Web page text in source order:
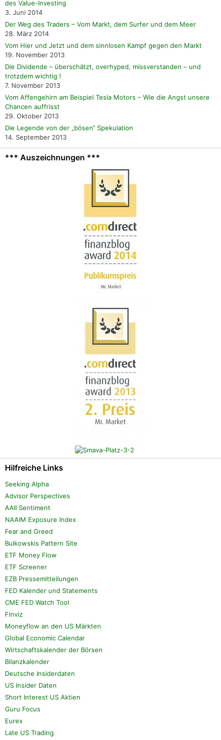
des Value-Investing
3. Juni 2014
Der Weg des Traders – Vom Markt, dem Surfer und dem Meer
28. März 2014
Vom Hier und Jetzt und dem sinnlosen Kampf gegen den Markt
19. November 2013
Die Dividende – überschätzt, overhyped, missverstanden – und
trotzdem wichtig !
7. November 2013
Vom Affengehirn am Beispiel Tesla Motors – Wie die Angst unsere
Chancen auffrisst
29. Oktober 2013
Die Legende von der „bösen“ Spekulation
14. September 2013
*** Auszeichnungen ***
Hilfreiche Links
Seeking Alpha
Advisor Perspectives
AAII Sentiment
NAAIM Exposure Index
Fear and Greed
Bulkowskis Pattern Site
ETF Money Flow
ETF Screener
EZB Pressemitteilungen
FED Kalender und Statements
CME FED Watch Tool
Finviz
Moneyflow an den US Märkten
Global Economic Calendar
Wirtschaftskalender der Börsen
Bilanzkalender
Deutsche Insiderdaten
US Insider Daten
Short Interest US Aktien
Guru Focus
Eurex
Late US Trading